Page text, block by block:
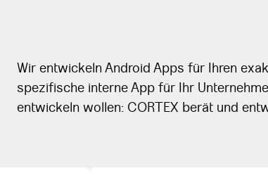
Wir entwickeln Android Apps für Ihren
spezifische interne App für Ihr
entwickeln wollen: CORTEX berät und